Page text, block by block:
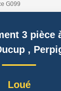
LOCATIVE
G099
3 pièce
,
Loué